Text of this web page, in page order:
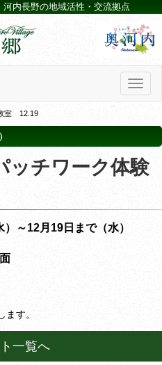
内長野の地域活性・交流拠点
室 12.19
ッチワーク体験
～12月19日まで（水）
す。
一覧へ